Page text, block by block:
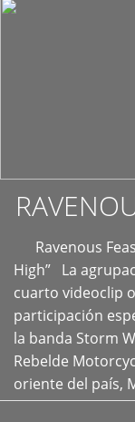
Ravenous
High” La
cuarto videoclip
participación
la banda Storm
Rebelde
oriente del país,